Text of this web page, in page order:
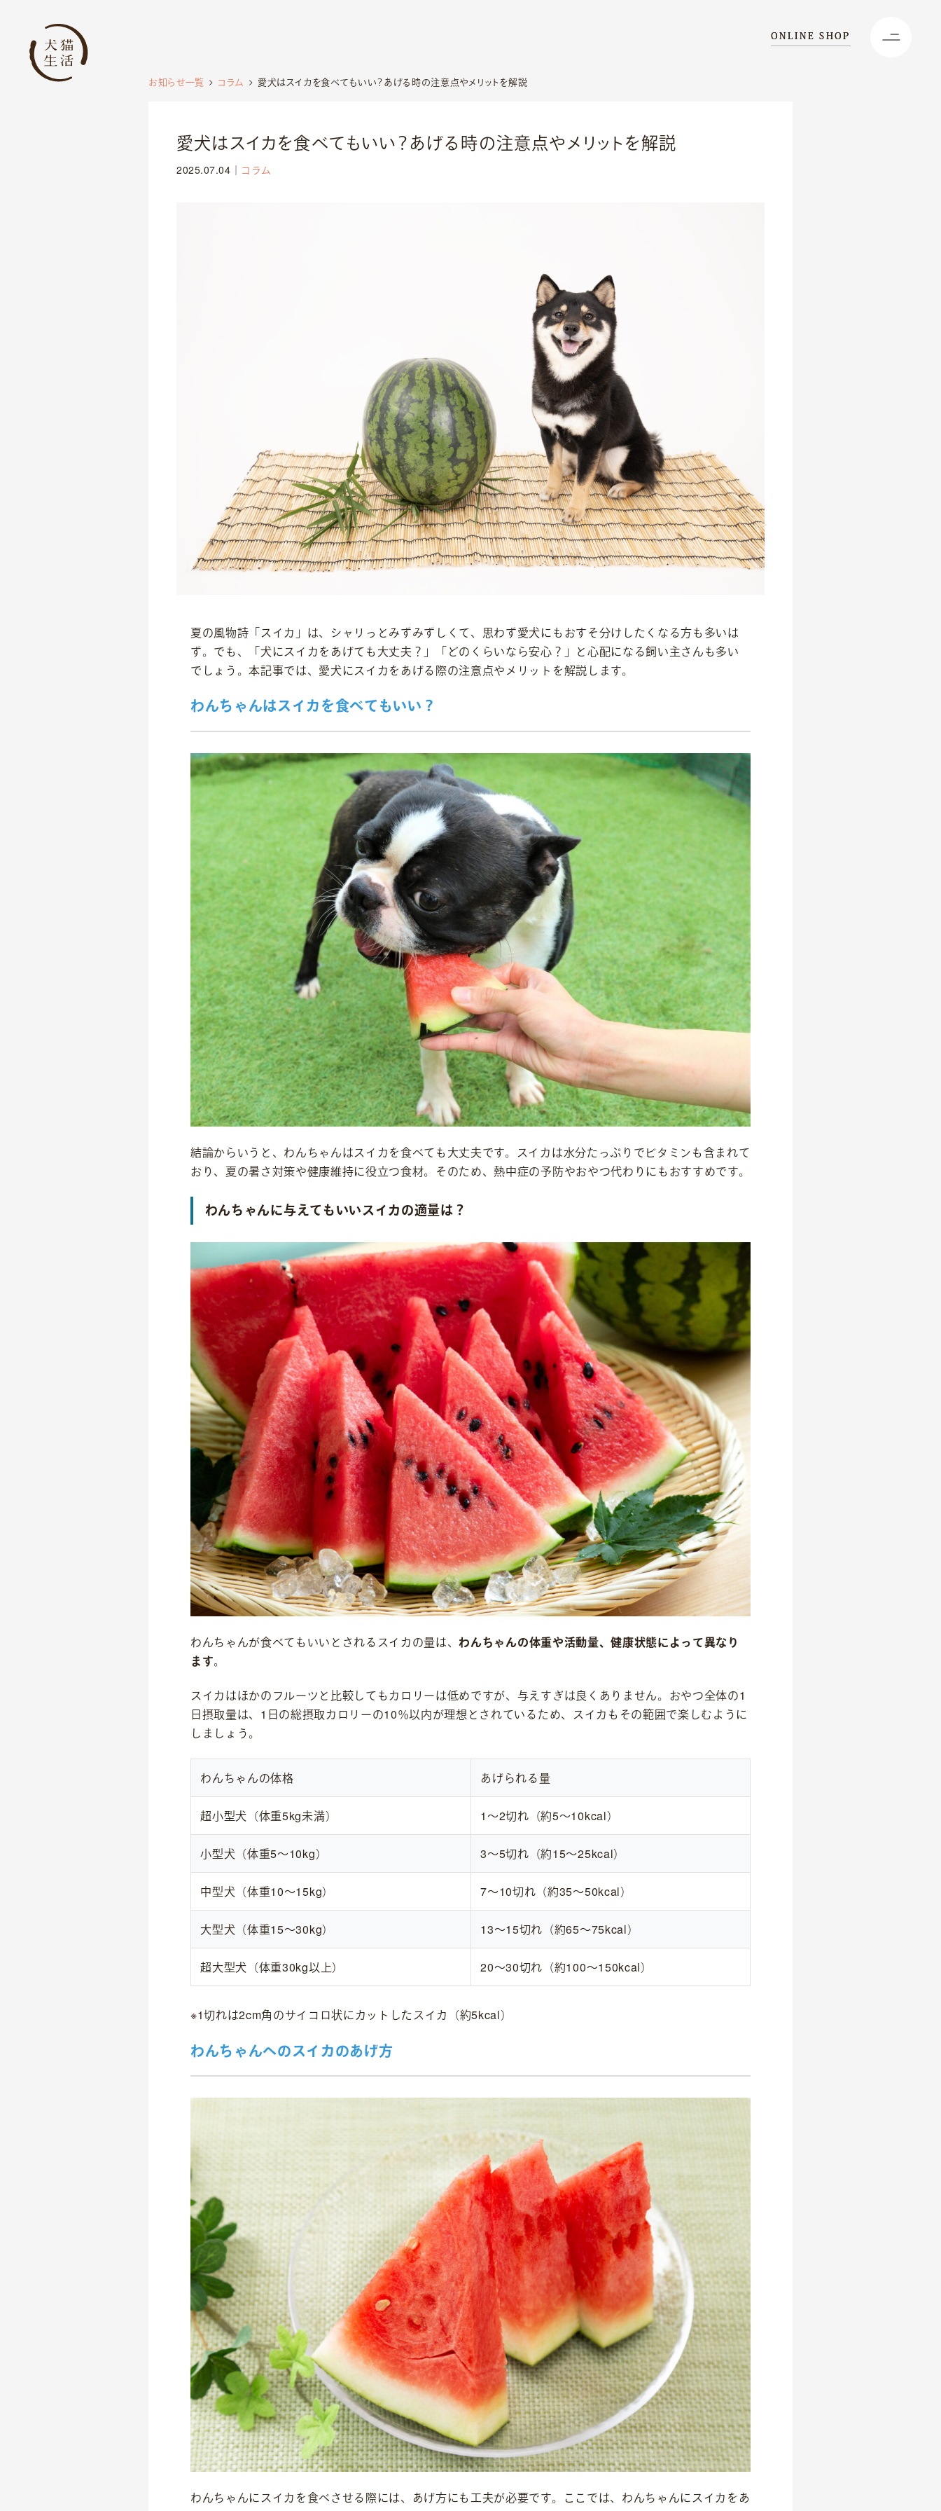
ONLINE SHOP
往診クリニック
私たちについて
代表あいさつ
社会貢献活動
M&Aについて
採用情報
IR情報
お問い合わせ
dog
cat
お知らせ一覧 コラム 愛犬はスイカを食べてもいい？あげる時の注意点やメリットを解説
愛犬はスイカを食べてもいい？あげる時の注意点やメリットを解説
2025.07.04 ｜ コラム
夏の風物詩「スイカ」は、シャリっとみずみずしくて、思わず愛犬にもおすそ分けしたくなる方も多いは
ず。でも、「犬にスイカをあげても大丈夫？」「どのくらいなら安心？」と心配になる飼い主さんも多い
でしょう。本記事では、愛犬にスイカをあげる際の注意点やメリットを解説します。
わんちゃんはスイカを食べてもいい？
結論からいうと、わんちゃんはスイカを食べても大丈夫です。スイカは水分たっぷりでビタミンも含まれて
おり、夏の暑さ対策や健康維持に役立つ食材。そのため、熱中症の予防やおやつ代わりにもおすすめです。
わんちゃんに与えてもいいスイカの適量は？
わんちゃんが食べてもいいとされるスイカの量は、わんちゃんの体重や活動量、健康状態によって異なり
ます。
スイカはほかのフルーツと比較してもカロリーは低めですが、与えすぎは良くありません。おやつ全体の1
日摂取量は、1日の総摂取カロリーの10％以内が理想とされているため、スイカもその範囲で楽しむように
しましょう。
わんちゃんの体格 あげられる量
超小型犬（体重5kg未満） 1〜2切れ（約5〜10kcal）
小型犬（体重5〜10kg） 3〜5切れ（約15〜25kcal）
中型犬（体重10〜15kg） 7〜10切れ（約35〜50kcal）
大型犬（体重15〜30kg） 13〜15切れ（約65〜75kcal）
超大型犬（体重30kg以上） 20〜30切れ（約100〜150kcal）
※1切れは2cm角のサイコロ状にカットしたスイカ（約5kcal）
わんちゃんへのスイカのあげ方
わんちゃんにスイカを食べさせる際には、あげ方にも工夫が必要です。ここでは、わんちゃんにスイカをあ